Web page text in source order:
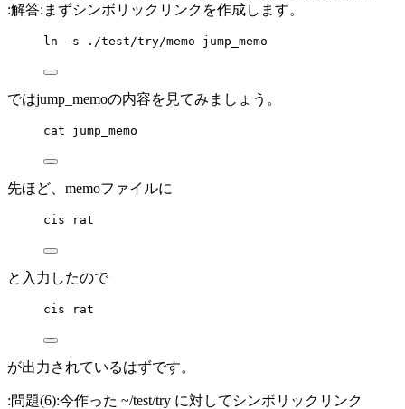
:解答:まずシンボリックリンクを作成します。
ln -s ./test/try/memo jump_memo
ではjump_memoの内容を見てみましょう。
cat jump_memo
先ほど、memoファイルに
cis rat
と入力したので
cis rat
が出力されているはずです。
:問題(6):今作った ~/test/try に対してシンボリックリンク